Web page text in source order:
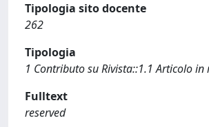
Tipologia sito docente
262
Tipologia
1 Contributo su Rivista::1.1 Articolo in
Fulltext
reserved